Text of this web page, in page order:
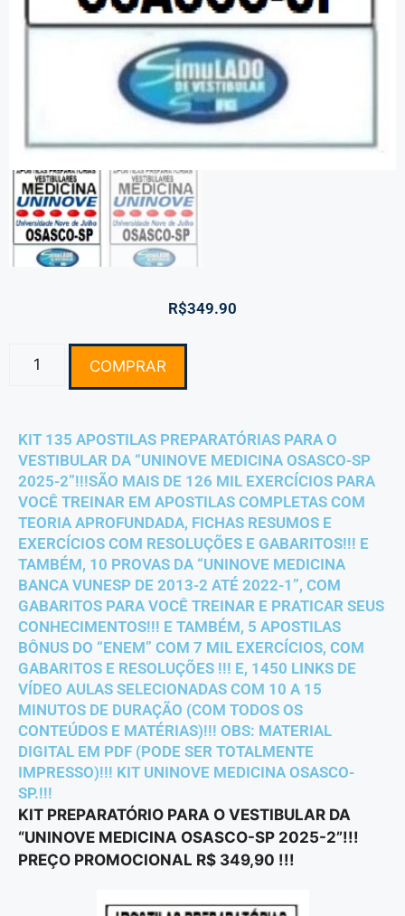
R$349.90
COMPRAR
KIT 135 APOSTILAS PREPARATÓRIAS PARA O
VESTIBULAR DA “UNINOVE MEDICINA OSASCO-SP
2025-2”!!!SÃO MAIS DE 126 MIL EXERCÍCIOS PARA
VOCÊ TREINAR EM APOSTILAS COMPLETAS COM
TEORIA APROFUNDADA, FICHAS RESUMOS E
EXERCÍCIOS COM RESOLUÇÕES E GABARITOS!!! E
TAMBÉM, 10 PROVAS DA “UNINOVE MEDICINA
BANCA VUNESP DE 2013-2 ATÉ 2022-1”, COM
GABARITOS PARA VOCÊ TREINAR E PRATICAR SEUS
CONHECIMENTOS!!! E TAMBÉM, 5 APOSTILAS
BÔNUS DO “ENEM” COM 7 MIL EXERCÍCIOS, COM
GABARITOS E RESOLUÇÕES !!! E, 1450 LINKS DE
VÍDEO AULAS SELECIONADAS COM 10 A 15
MINUTOS DE DURAÇÃO (COM TODOS OS
CONTEÚDOS E MATÉRIAS)!!! OBS: MATERIAL
DIGITAL EM PDF (PODE SER TOTALMENTE
IMPRESSO)!!! KIT UNINOVE MEDICINA OSASCO-
SP.!!!
KIT PREPARATÓRIO PARA O VESTIBULAR DA
“UNINOVE MEDICINA OSASCO-SP 2025-2”!!!
PREÇO PROMOCIONAL R$ 349,90 !!!